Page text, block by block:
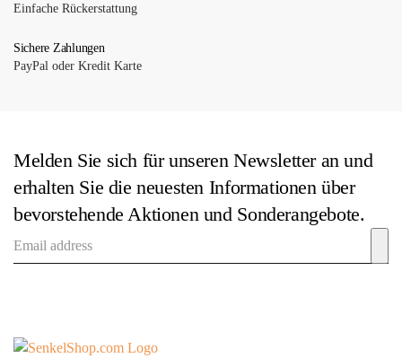
der
gewählt
Einfache Rückerstattung
Sichere Zahlungen
PayPal oder Kredit Karte
Melden Sie sich für unseren Newsletter an und
erhalten Sie die neuesten Informationen über
bevorstehende Aktionen und Sonderangebote.